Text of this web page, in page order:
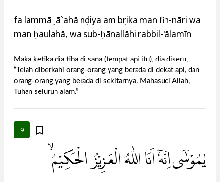
fa lammā jā`ahā nụdiya am bụrika man fin-nāri wa
man ḥaulahā, wa sub-ḥānallāhi rabbil-'ālamīn
Maka ketika dia tiba di sana (tempat api itu), dia diseru,
“Telah diberkahi orang-orang yang berada di dekat api, dan
orang-orang yang berada di sekitarnya. Mahasuci Allah,
Tuhan seluruh alam.”
9
يٰمُوْسٰٓى اِنَّهٗٓ اَنَا اللّٰهُ الْعَزِيْزُ الْحَكِيْمُ ۙ